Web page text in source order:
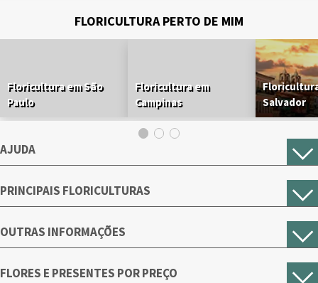
FLORICULTURA PERTO DE MIM
Floricultura em São
Paulo
Floricultura em
Campinas
Salvador
AJUDA
PRINCIPAIS FLORICULTURAS
OUTRAS INFORMAÇÕES
FLORES E PRESENTES POR PREÇO